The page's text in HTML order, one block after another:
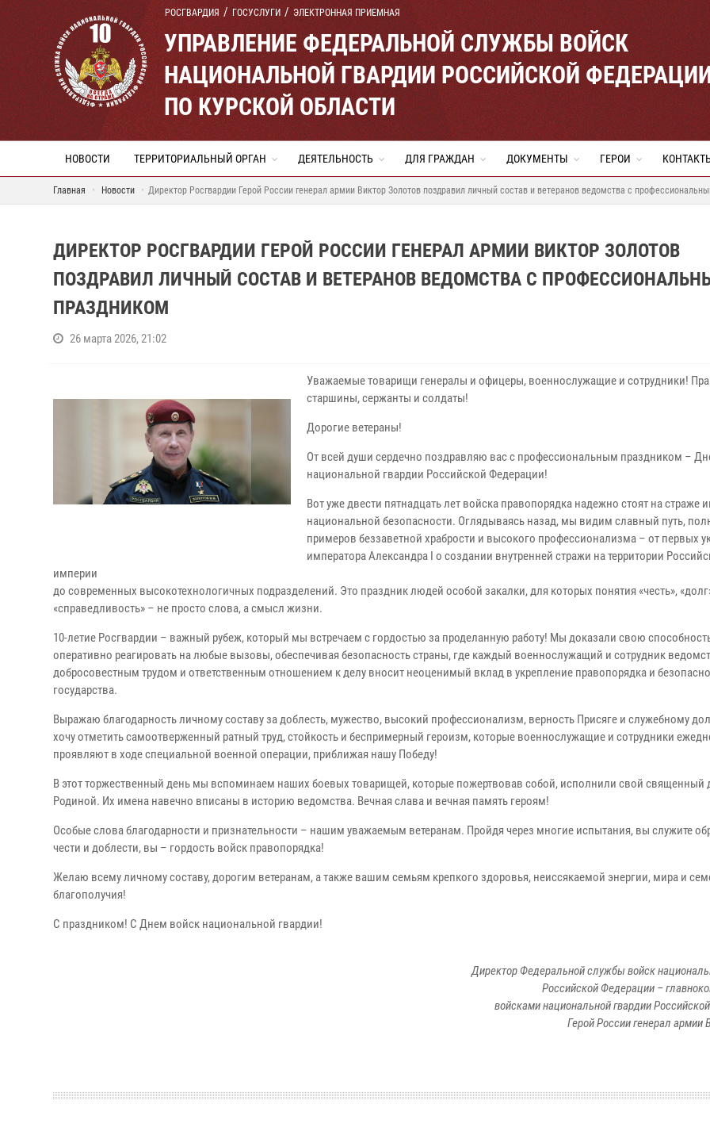
РОСГВАРДИЯ ГОСУСЛУГИ ЭЛЕКТРОННАЯ ПРИЕМНАЯ
УПРАВЛЕНИЕ ФЕДЕРАЛЬНОЙ СЛУЖБЫ ВОЙСК
НАЦИОНАЛЬНОЙ ГВАРДИИ РОССИЙСКОЙ
ПО КУРСКОЙ ОБЛАСТИ
НОВОСТИ ТЕРРИТОРИАЛЬНЫЙ ОРГАН ДЕЯТЕЛЬНОСТЬ ДЛЯ ГРАЖДАН ДОКУМЕНТЫ ГЕРОИ
Главная Новости Директор Росгвардии Герой России генерал армии Виктор Золотов поздравил личный состав и ветеранов ведомства с
ДИРЕКТОР РОСГВАРДИИ ГЕРОЙ РОССИИ ГЕНЕРАЛ АРМИИ ВИКТОР ЗОЛОТОВ
ПОЗДРАВИЛ ЛИЧНЫЙ СОСТАВ И ВЕТЕРАНОВ ВЕДОМСТВА С
ПРАЗДНИКОМ
26 марта 2026, 21:02
Уважаемые товарищи генералы и офицеры, военнослужащие и сотрудники!
старшины, сержанты и солдаты!
Дорогие ветераны!
От всей души сердечно поздравляю вас с профессиональным праздником –
национальной гвардии Российской Федерации!
Вот уже двести пятнадцать лет войска правопорядка надежно стоят на страже
национальной безопасности. Оглядываясь назад, мы видим славный путь,
примеров беззаветной храбрости и высокого профессионализма – от первых
императора Александра I о создании внутренней стражи на территории
империи
до современных высокотехнологичных подразделений. Это праздник людей особой закалки, для которых понятия «честь»,
«справедливость» – не просто слова, а смысл жизни.
10-летие Росгвардии – важный рубеж, который мы встречаем с гордостью за проделанную работу! Мы доказали свою
оперативно реагировать на любые вызовы, обеспечивая безопасность страны, где каждый военнослужащий и сотрудник
добросовестным трудом и ответственным отношением к делу вносит неоценимый вклад в укрепление правопорядка и
государства.
Выражаю благодарность личному составу за доблесть, мужество, высокий профессионализм, верность Присяге и служебному
хочу отметить самоотверженный ратный труд, стойкость и беспримерный героизм, которые военнослужащие и сотрудники
проявляют в ходе специальной военной операции, приближая нашу Победу!
В этот торжественный день мы вспоминаем наших боевых товарищей, которые пожертвовав собой, исполнили свой священный
Родиной. Их имена навечно вписаны в историю ведомства. Вечная слава и вечная память героям!
Особые слова благодарности и признательности – нашим уважаемым ветеранам. Пройдя через многие испытания, вы служите
чести и доблести, вы – гордость войск правопорядка!
Желаю всему личному составу, дорогим ветеранам, а также вашим семьям крепкого здоровья, неиссякаемой энергии, мира и
благополучия!
С праздником! С Днем войск национальной гвардии!
Директор Федеральной службы войск
Российской Федерации –
войсками национальной гвардии
Герой России генерал армии